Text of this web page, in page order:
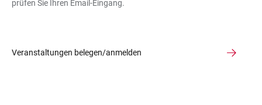
prüfen Sie Ihren Email-Eingang.
Veranstaltungen belegen/anmelden